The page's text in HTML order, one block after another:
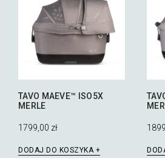
TAVO MAEVE™ ISO5X
MERLE
1799,00 zł
DODAJ DO KOSZYKA